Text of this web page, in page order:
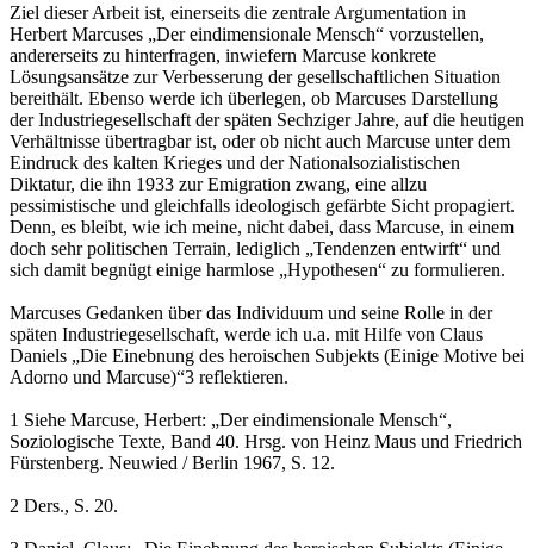
Ziel dieser Arbeit ist, einerseits die zentrale Argumentation in
Herbert Marcuses „Der eindimensionale Mensch“ vorzustellen,
andererseits zu hinterfragen, inwiefern Marcuse konkrete
Lösungsansätze zur Verbesserung der gesellschaftlichen Situation
bereithält. Ebenso werde ich überlegen, ob Marcuses Darstellung
der Industriegesellschaft der späten Sechziger Jahre, auf die heutigen
Verhältnisse übertragbar ist, oder ob nicht auch Marcuse unter dem
Eindruck des kalten Krieges und der Nationalsozialistischen
Diktatur, die ihn 1933 zur Emigration zwang, eine allzu
pessimistische und gleichfalls ideologisch gefärbte Sicht propagiert.
Denn, es bleibt, wie ich meine, nicht dabei, dass Marcuse, in einem
doch sehr politischen Terrain, lediglich „Tendenzen entwirft“ und
sich damit begnügt einige harmlose „Hypothesen“ zu formulieren.
Marcuses Gedanken über das Individuum und seine Rolle in der
späten Industriegesellschaft, werde ich u.a. mit Hilfe von Claus
Daniels „Die Einebnung des heroischen Subjekts (Einige Motive bei
Adorno und Marcuse)“3 reflektieren.
1 Siehe Marcuse, Herbert: „Der eindimensionale Mensch“,
Soziologische Texte, Band 40. Hrsg. von Heinz Maus und Friedrich
Fürstenberg. Neuwied / Berlin 1967, S. 12.
2 Ders., S. 20.